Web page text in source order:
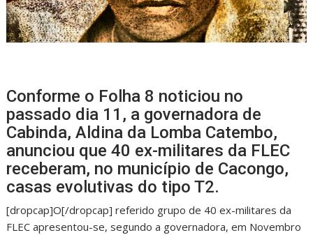
Conforme o Folha 8 noticiou no
passado dia 11, a governadora de
Cabinda, Aldina da Lomba Catembo,
anunciou que 40 ex-militares da FLEC
receberam, no município de Cacongo,
casas evolutivas do tipo T2.
[dropcap]O[/dropcap] referido grupo de 40 ex-militares da
FLEC apresentou-se, segundo a governadora, em Novembro